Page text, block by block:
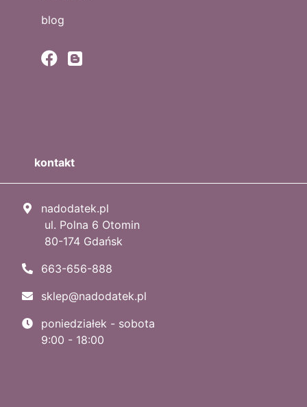
blog
kontakt
nadodatek.pl
ul. Polna 6 Otomin
80-174 Gdańsk
663-656-888
sklep@nadodatek.pl
poniedziałek - sobota
9:00 - 18:00